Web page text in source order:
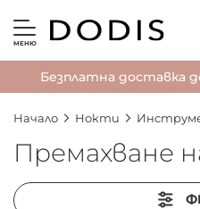
МЕНЮ
Безплатна доставка
Начало Нокти
Премахване